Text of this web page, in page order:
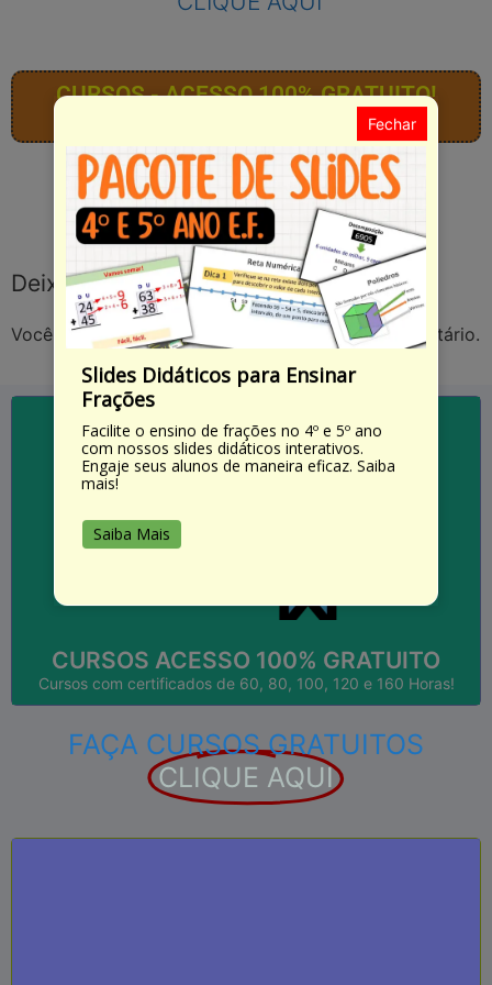
CURSOS - ACESSO 100% GRATUITO!
Deixe um comentário
Você precisa fazer ologin para publicar um comentário.
CURSOS ACESSO 100% GRATUITO
Cursos com certificados de 60, 80, 100, 120 e 160 Horas!
FAÇA CURSOS GRATUITOS
CLIQUE AQUI
Slides Didáticos para Ensinar
Frações
Facilite o ensino de frações no 4º e 5º ano
com nossos slides didáticos interativos.
Engaje seus alunos de maneira eficaz. Saiba
mais!
Saiba Mais
Fechar